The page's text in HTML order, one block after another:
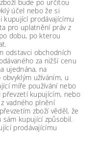
bude po určitou
účel nebo že si
kupující prodávajícímu
pro uplatnění práv z
dobu, po kterou
odstavci obchodních
za nižší cenu
ujednána, na
užíváním, u
míře používání nebo
kupujícím, nebo
vadného plnění
zboží věděl, že
sám kupující způsobil.
prodávajícímu